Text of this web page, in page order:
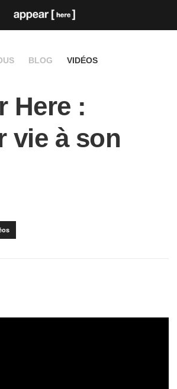
BLOG VIDÉOS
Here :
vie à son